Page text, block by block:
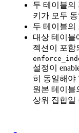
두 테이블의
키가 모두
두 테이블의
대상 테이블
젝션이 포함
설정이
히 동일해야
원본 테이블
상위 집합일